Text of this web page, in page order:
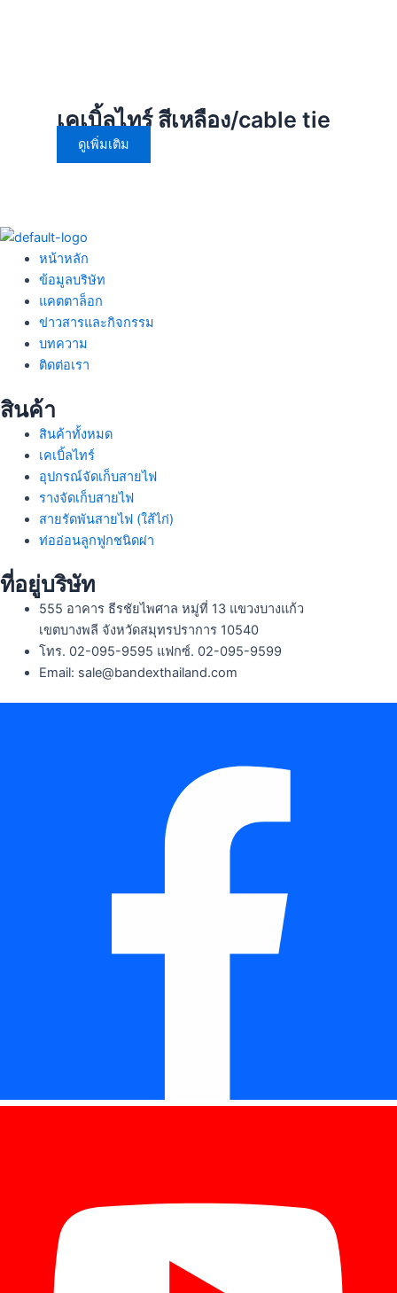
เคเบิ้ลไทร์ สีเหลือง/cable tie
ดูเพิ่มเติม
หน้าหลัก
ข้อมูลบริษัท
แคตตาล็อก
ข่าวสารและกิจกรรม
บทความ
ติดต่อเรา
สินค้า
สินค้าทั้งหมด
เคเบิ้ลไทร์
อุปกรณ์จัดเก็บสายไฟ
รางจัดเก็บสายไฟ
สายรัดพันสายไฟ (ใส้ไก่)
ท่ออ่อนลูกฟูกชนิดผ่า
ที่อยู่บริษัท
555 อาคาร ธีรชัยไพศาล หมู่ที่ 13 แขวงบางแก้ว
เขตบางพลี จังหวัดสมุทรปราการ 10540
โทร. 02-095-9595 แฟกซ์. 02-095-9599
Email: sale@bandexthailand.com